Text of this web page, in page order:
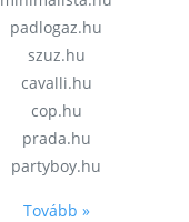
padlogaz.hu
szuz.hu
cavalli.hu
cop.hu
prada.hu
partyboy.hu
Tovább »